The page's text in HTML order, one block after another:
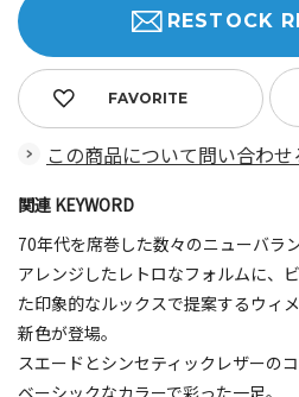
FAVORITE
RESTOCK
この商品について問い合わせ
関連 KEYWORD
70年代を席巻した数々のニューバラ
アレンジしたレトロなフォルムに、
た印象的なルックスで提案するウィ
新色が登場。
スエードとシンセティックレザーの
ベーシックなカラーで彩った一足。